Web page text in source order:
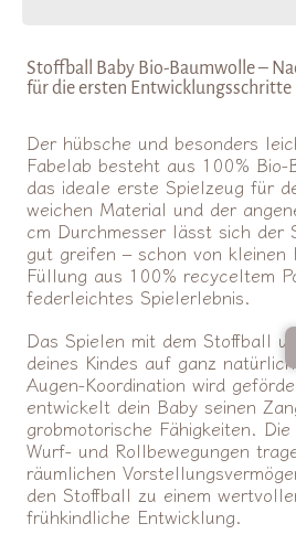
Stoffball Baby Bio-Baumwolle –
für die ersten Entwicklungsschritte
Der hübsche und besonders
Fabelab besteht aus 100%
das ideale erste Spielzeug für
weichen Material und der
cm Durchmesser lässt sich der
gut greifen – schon von kleinen
Füllung aus 100% recyceltem
federleichtes Spielerlebnis.
Das Spielen mit dem Stoffball
deines Kindes auf ganz
Augen-Koordination wird
entwickelt dein Baby seinen
grobmotorische Fähigkeiten.
Wurf- und Rollbewegungen
räumlichen
den Stoffball zu einem
frühkindliche Entwicklung.